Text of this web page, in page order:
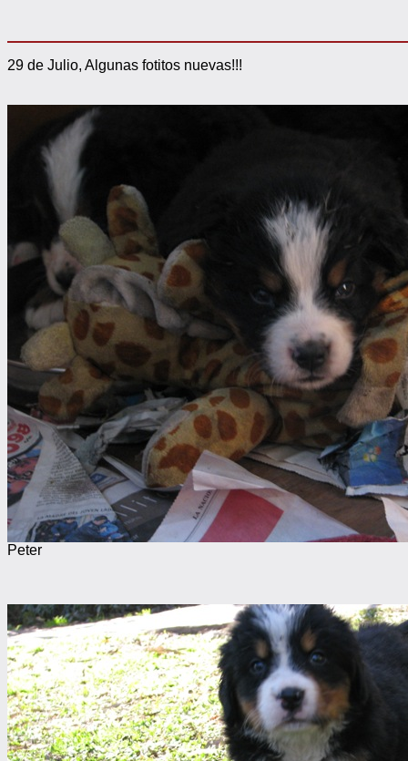
29 de Julio, Algunas fotitos nuevas!!!
Peter